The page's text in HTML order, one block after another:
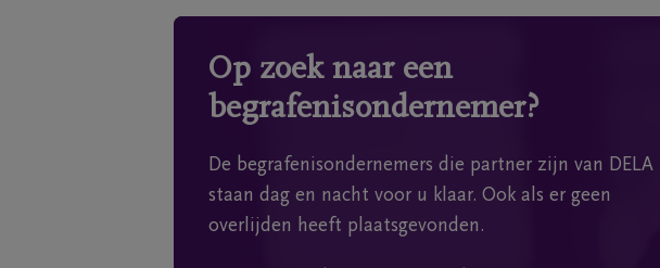
Op zoek naar een
begrafenisondernemer?
De begrafenisondernemers die partner zijn van DELA
staan dag en nacht voor u klaar. Ook als er geen
overlijden heeft plaatsgevonden.